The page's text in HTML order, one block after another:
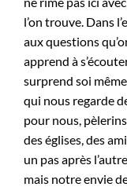
l’on trouve. Dans
aux questions
apprend à
surprend soi
qui nous regarde
pour nous,
des églises, des
un pas après
mais notre envie